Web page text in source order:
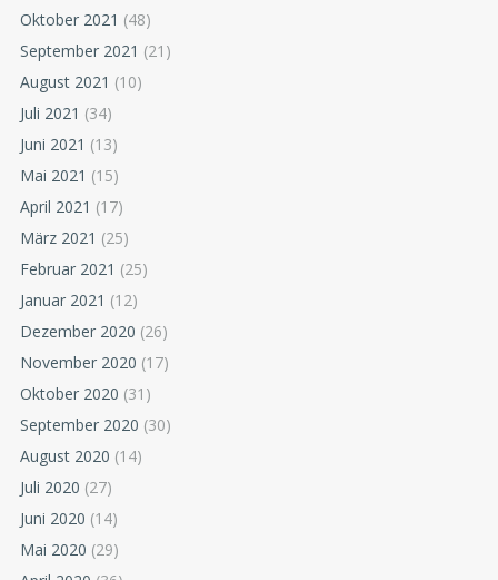
Oktober 2021 (48)
September 2021 (21)
August 2021 (10)
Juli 2021 (34)
Juni 2021 (13)
Mai 2021 (15)
April 2021 (17)
März 2021 (25)
Februar 2021 (25)
Januar 2021 (12)
Dezember 2020 (26)
November 2020 (17)
Oktober 2020 (31)
September 2020 (30)
August 2020 (14)
Juli 2020 (27)
Juni 2020 (14)
Mai 2020 (29)